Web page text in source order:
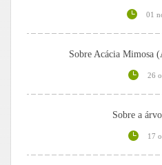
01
Sobre Acácia Mimosa
26
Sobre a
17